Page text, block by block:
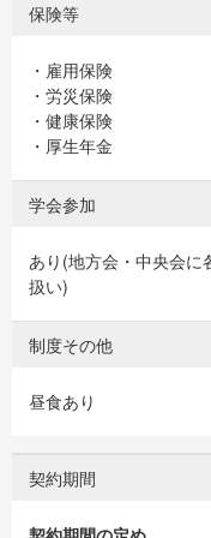
保険等
・雇用保険
・労災保険
・健康保険
・厚生年金
学会参加
あり(地方会・中央会に
扱い)
制度その他
昼食あり
契約期間